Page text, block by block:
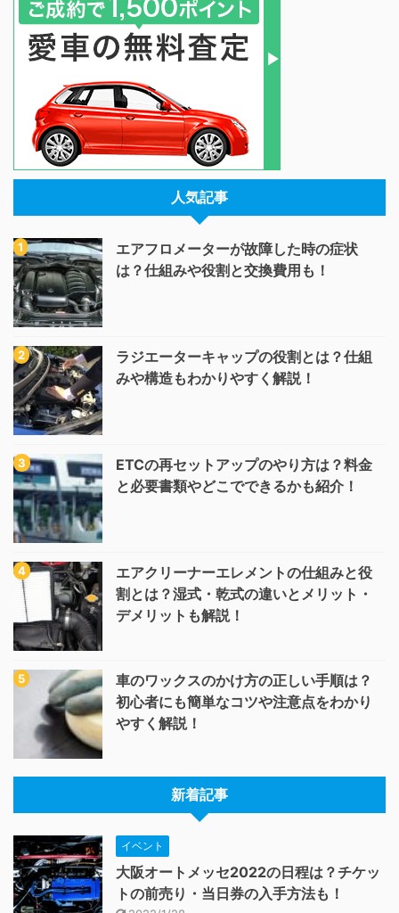
人気記事
エアフロメーターが故障した時の症状
は？仕組みや役割と交換費用も！
ラジエーターキャップの役割とは？仕組
みや構造もわかりやすく解説！
ETCの再セットアップのやり方は？料金
と必要書類やどこでできるかも紹介！
エアクリーナーエレメントの仕組みと役
割とは？湿式・乾式の違いとメリット・
デメリットも解説！
車のワックスのかけ方の正しい手順は？
初心者にも簡単なコツや注意点をわかり
やすく解説！
新着記事
イベント
大阪オートメッセ2022の日程は？チケッ
トの前売り・当日券の入手方法も！